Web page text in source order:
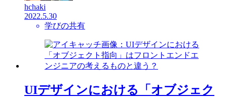
hchaki
2022.5.30
学びの共有
UIデザインにおける「オブジェク